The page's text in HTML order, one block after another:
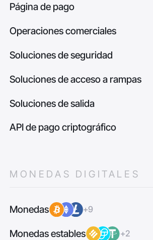
Página de pago
Operaciones comerciales
Soluciones de seguridad
Soluciones de acceso a rampas
Soluciones de salida
API de pago criptográfico
MONEDAS DIGITALES
Monedas +9
Monedas estables +2